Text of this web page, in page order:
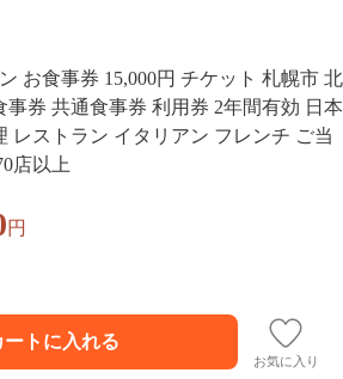
お食事券 15,000円 チケット 札幌市 北
事券 共通食事券 利用券 2年間有効 日本
レストラン イタリアン フレンチ ご当
店以上
円
お気に入り